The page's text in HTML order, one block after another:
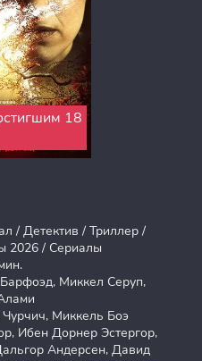
18
/ Детектив / Триллер /
2026 / Сериалы
Миккел Серуп,
Миккель Боэ
Ибен Дорнер Эстергор,
Андерсен, Давид